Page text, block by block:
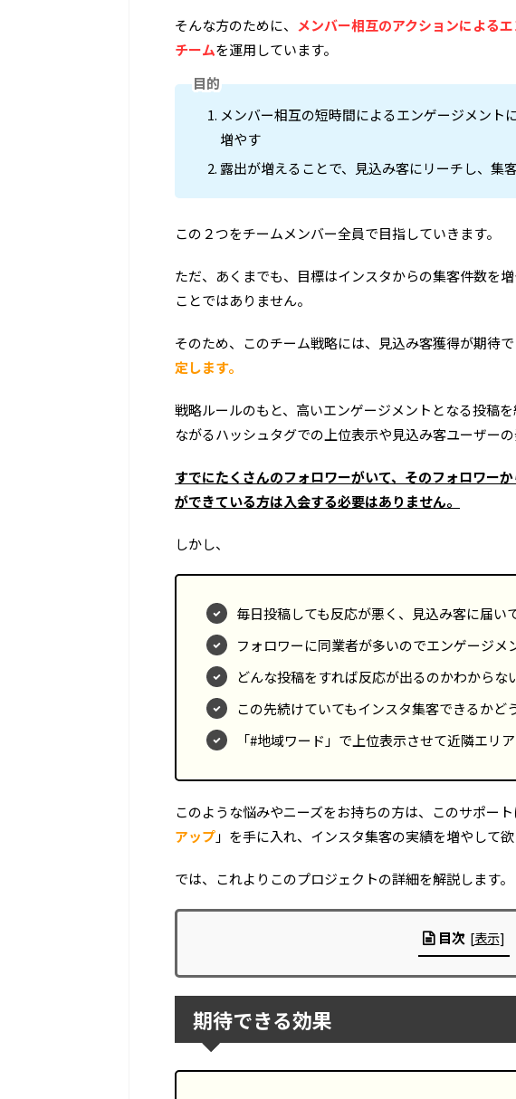
そんな方のために、 メンバー相互のアクションによる
チームを運用しています。
目的
メンバー相互の短時間によるエンゲージメント
増やす
露出が増えることで、見込み客にリーチし、集
この２つをチームメンバー全員で目指していきます。
ただ、あくまでも、目標はインスタからの集客件数を
ことではありません。
そのため、このチーム戦略には、見込み客獲得が期待
定します。
戦略ルールのもと、高いエンゲージメントとなる投稿
ながるハッシュタグでの上位表示や見込み客ユーザー
すでにたくさんのフォロワーがいて、そのフォロワー
ができている方は入会する必要はありません。
しかし、
毎日投稿しても反応が悪く、見込み客に届い
フォロワーに同業者が多いのでエンゲージメ
どんな投稿をすれば反応が出るのかわからな
この先続けていてもインスタ集客できるかど
「#地域ワード」で上位表示させて近隣エリ
このような悩みやニーズをお持ちの方は、このサポー
アップ」を手に入れ、インスタ集客の実績を増やして欲
では、これよりこのプロジェクトの詳細を解説します。
目次 [表示]
期待できる効果